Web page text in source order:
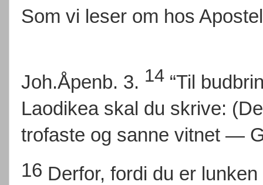
Som vi leser om hos
Joh.Åpenb. 3. 14 “Til
Laodikea skal du skrive:
trofaste og sanne vitnet —
16 Derfor, fordi du er